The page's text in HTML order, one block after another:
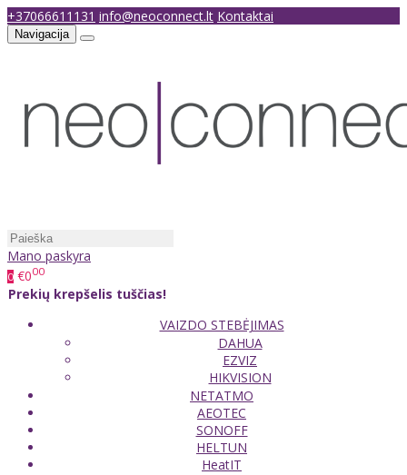
+37066611131 info@neoconnect.lt Kontaktai
Navigacija
Mano paskyra
0 €000
Prekių krepšelis tuščias!
VAIZDO STEBĖJIMAS
DAHUA
EZVIZ
HIKVISION
NETATMO
AEOTEC
SONOFF
HELTUN
HeatIT